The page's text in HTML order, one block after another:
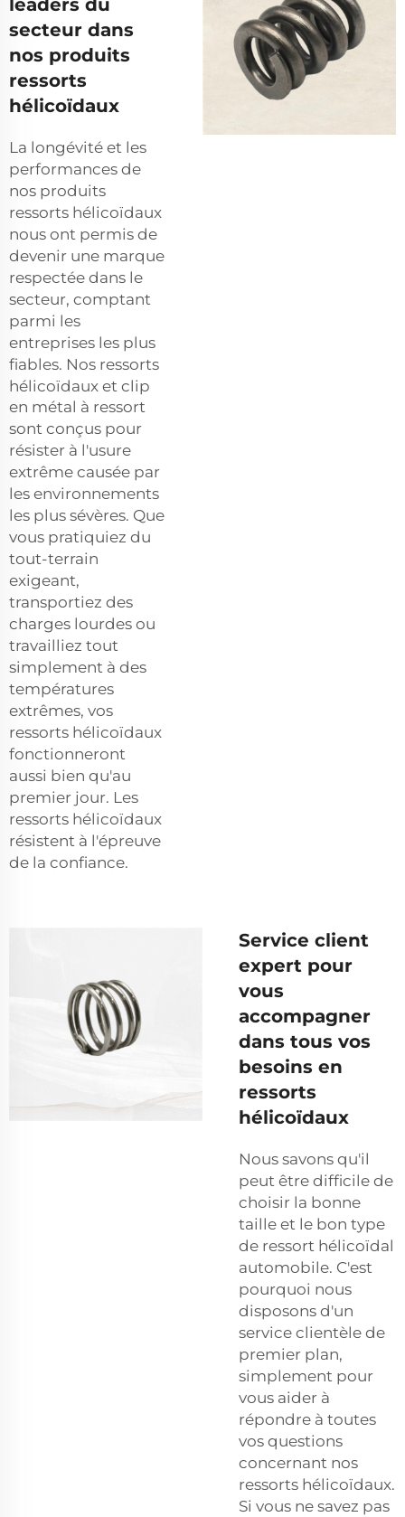
leaders du
secteur dans
nos produits
ressorts
hélicoïdaux
La longévité et les
performances de
nos produits
ressorts hélicoïdaux
nous ont permis de
devenir une marque
respectée dans le
secteur, comptant
parmi les
entreprises les plus
fiables. Nos ressorts
hélicoïdaux et clip
en métal à ressort
sont conçus pour
résister à l'usure
extrême causée par
les environnements
les plus sévères. Que
vous pratiquiez du
tout-terrain
exigeant,
transportiez des
charges lourdes ou
travailliez tout
simplement à des
températures
extrêmes, vos
ressorts hélicoïdaux
fonctionneront
aussi bien qu'au
premier jour. Les
ressorts hélicoïdaux
résistent à l'épreuve
de la confiance.
Service client
expert pour
vous
accompagner
dans tous vos
besoins en
ressorts
hélicoïdaux
Nous savons qu'il
peut être difficile de
choisir la bonne
taille et le bon type
de ressort hélicoïdal
automobile. C'est
pourquoi nous
disposons d'un
service clientèle de
premier plan,
simplement pour
vous aider à
répondre à toutes
vos questions
concernant nos
ressorts hélicoïdaux.
Si vous ne savez pas